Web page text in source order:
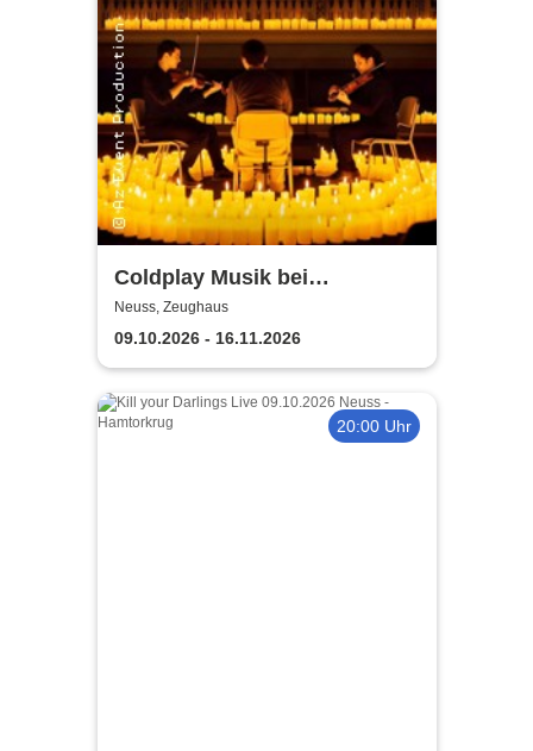
Coldplay Musik bei
Kerzenschein
Neuss, Zeughaus
09.10.2026 - 16.11.2026
20:00 Uhr